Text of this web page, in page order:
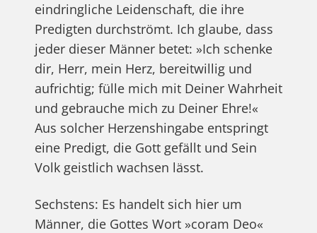
eindringliche Leidenschaft, die ihre
Predigten durchströmt. Ich glaube, dass
jeder dieser Männer betet: »Ich schenke
dir, Herr, mein Herz, bereitwillig und
aufrichtig; fülle mich mit Deiner Wahrheit
und gebrauche mich zu Deiner Ehre!«
Aus solcher Herzenshingabe entspringt
eine Predigt, die Gott gefällt und Sein
Volk geistlich wachsen lässt.
Sechstens: Es handelt sich hier um
Männer, die Gottes Wort »coram Deo«